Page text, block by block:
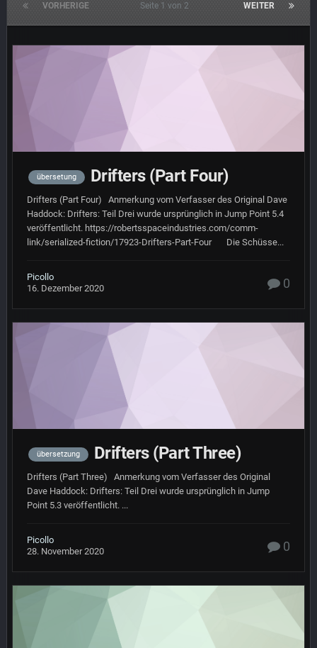
VORHERIGE WEITER
Seite 1 von 2
übersetung Drifters (Part Four)
Drifters (Part Four) Anmerkung vom Verfasser des Original Dave
Haddock: Drifters: Teil Drei wurde ursprünglich in Jump Point 5.4
veröffentlicht. https://robertsspaceindustries.com/comm-
link/serialized-fiction/17923-Drifters-Part-Four Die Schüsse...
Picollo
16. Dezember 2020
0
übersetzung Drifters (Part Three)
Drifters (Part Three) Anmerkung vom Verfasser des Original
Dave Haddock: Drifters: Teil Drei wurde ursprünglich in Jump
Point 5.3 veröffentlicht. ...
Picollo
28. November 2020
0